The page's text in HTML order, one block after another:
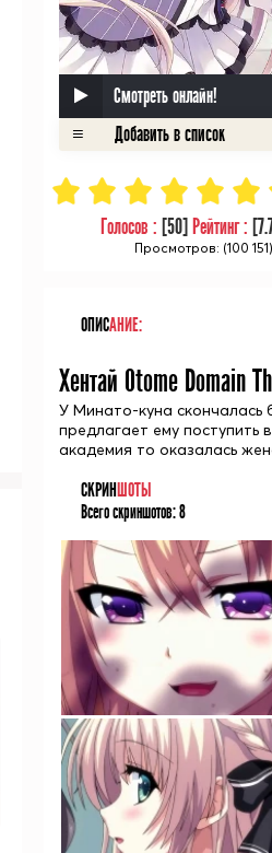
Смотреть онлайн!
Голосов : [50] Рейтинг : [
Просмотров: (100 151)
ОПИСАНИЕ:
Хентай Otome Domain
У Минато-куна скончалась
предлагает ему
академия то оказалась
СКРИНШОТЫ
Всего скриншотов:8